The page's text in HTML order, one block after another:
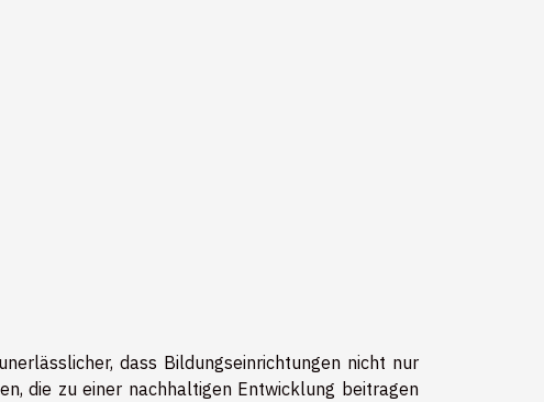
dass Bildungseinrichtungen nicht nur
die zu einer nachhaltigen Entwicklung beitragen